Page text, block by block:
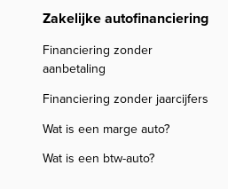
Zakelijke autofinanciering
Financiering zonder
aanbetaling
Financiering zonder jaarcijfers
Wat is een marge auto?
Wat is een btw-auto?